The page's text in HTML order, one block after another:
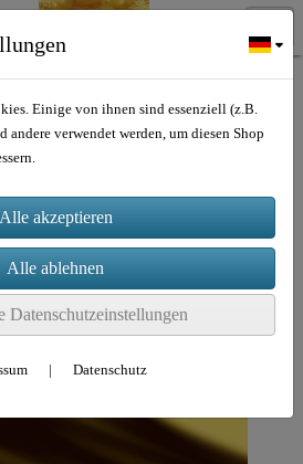
Einige von ihnen sind essenziell (z.B.
andere verwendet werden, um diesen Shop
Datenschutzeinstellungen
| Datenschutz